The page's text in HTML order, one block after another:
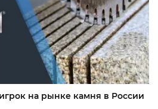
на рынке камня в России